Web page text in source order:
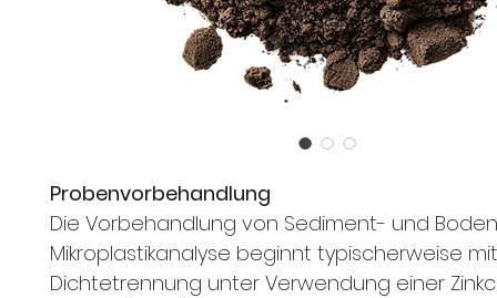
Probenvorbehandlung
Die Vorbehandlung von Sediment- und
Mikroplastikanalyse beginnt typischerweise
Dichtetrennung unter Verwendung einer